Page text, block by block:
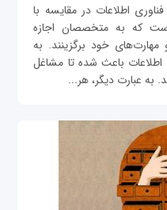
اطلاعات در مقایسه با
که به متخصصان اجازه
خود برگزینند. به
اطلاعات باعث شده تا مشاغل
به عبارت دیگر، هر...